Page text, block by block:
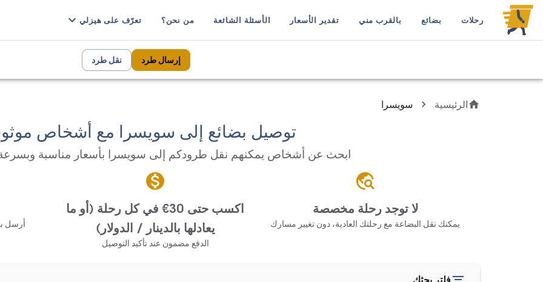
رحلات بضائع بالقرب مني تقدير الأسعار الأسئلة الشائعة من نحن؟ تعرّف على هيزلي
إرسال طرد نقل طرد
الرئيسية سويسرا
توصيل بضائع إلى سويسرا مع أشخاص
ابحث عن أشخاص يمكنهم نقل طرودكم إلى سويسرا بأسعار مناسبة
لا توجد رحلة مخصصة
يمكنك نقل البضاعة مع رحلتك العادية، دون تغيير مسارك
اكسب حتى 30€ في كل رحلة (أو ما
يعادلها بالدينار / الدولار)
الدفع مضمون عند تأكيد التوصيل
أرسل
فلتر بحثك